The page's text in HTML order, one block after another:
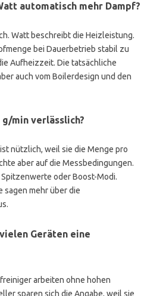
automatisch mehr Dampf?
Watt beschreibt die Heizleistung.
bei Dauerbetrieb stabil zu
Aufheizzeit. Die tatsächliche
auch vom Boilerdesign und den
min verlässlich?
ist nützlich, weil sie die Menge pro
aber auf die Messbedingungen.
oder Boost-Modi.
sagen mehr über die
Geräten eine
arbeiten ohne hohen
sparen sich die Angabe, weil sie